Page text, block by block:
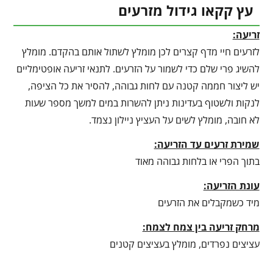
עץ קקאו גידול מזרעים
זריעה:
לזרעים חיי מדף קצרים לכן מומלץ לשתול אותם בהקדם. מומלץ
להשיג פרי שלם כדי לשמור על הזרעים. לתנאי זריעה אופטימליים
יש ליצור חממה קטנה עם לחות גבוהה, להסיר את כל הציפה,
לנקות ולשטוף בעדינות ניתן להשרות במים למשך מספר שעות
לא חובה, מומלץ לשים על העציץ ניילון נצמד.
שמירת זרעים עד הזריעה:
בתוך הפרי או בלחות גבוהה מאוד
עונת הזריעה:
מיד כשמקבלים את הזרעים
מרחק זריעה בין צמח לצמח:
עציצים נפרדים, מומלץ בעציצים קטנים